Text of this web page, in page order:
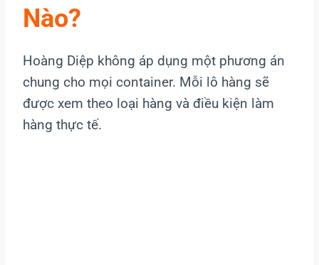
Nào?
Hoàng Diệp không áp dụng một phương án
chung cho mọi container. Mỗi lô hàng sẽ
được xem theo loại hàng và điều kiện làm
hàng thực tế.